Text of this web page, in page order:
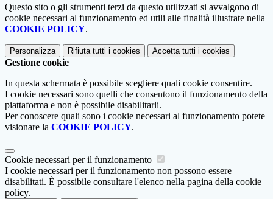
Questo sito o gli strumenti terzi da questo utilizzati si avvalgono di
cookie necessari al funzionamento ed utili alle finalità illustrate nella
COOKIE POLICY.
Personalizza Rifiuta tutti i cookies Accetta tutti i cookies
Gestione cookie
In questa schermata è possibile scegliere quali cookie consentire.
I cookie necessari sono quelli che consentono il funzionamento della
piattaforma e non è possibile disabilitarli.
Per conoscere quali sono i cookie necessari al funzionamento potete
visionare la COOKIE POLICY.
Cookie necessari per il funzionamento
I cookie necessari per il funzionamento non possono essere
disabilitati. È possibile consultare l'elenco nella pagina della cookie
policy.